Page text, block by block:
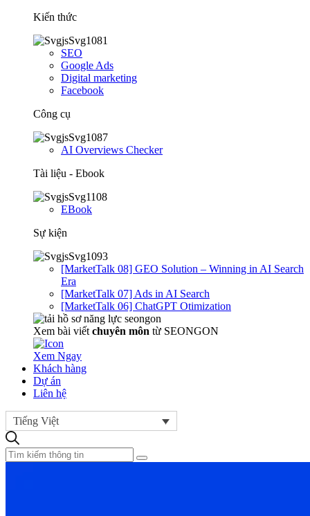
Kiến thức
SEO
Google Ads
Digital marketing
Facebook
Công cụ
AI Overviews Checker
Tài liệu - Ebook
EBook
Sự kiện
[MarketTalk 08] GEO Solution – Winning in AI Search
Era
[MarketTalk 07] Ads in AI Search
[MarketTalk 06] ChatGPT Otimization
Xem bài viết chuyên môn từ SEONGON
Xem Ngay
Khách hàng
Dự án
Liên hệ
Tiếng Việt